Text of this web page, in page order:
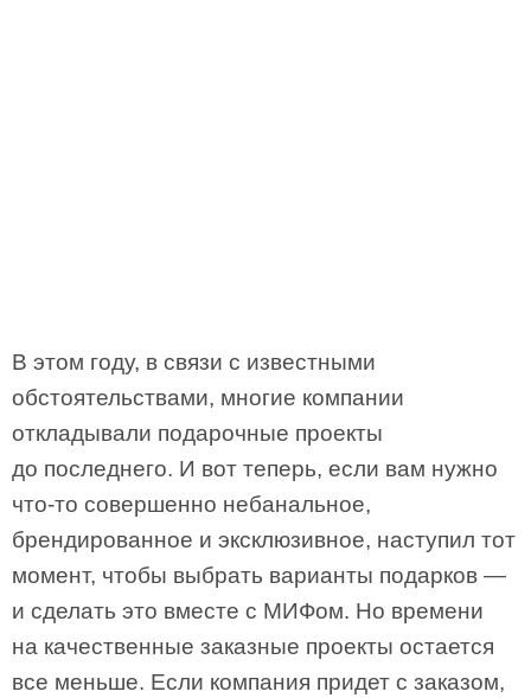
В этом году, в связи с известными
обстоятельствами, многие компании
откладывали подарочные проекты
до последнего. И вот теперь, если вам нужно
что-то совершенно небанальное,
брендированное и эксклюзивное, наступил тот
момент, чтобы выбрать варианты подарков —
и сделать это вместе с МИФом. Но времени
на качественные заказные проекты остается
все меньше. Если компания придет с заказом,